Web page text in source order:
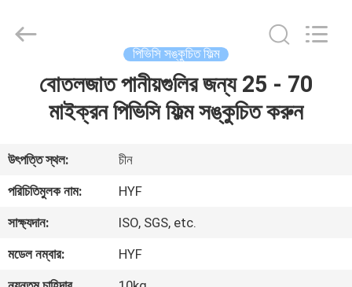
ভিডিও
আমাদের
সম্পর্কে
পিভিসি সঙ্কুচিত ফিল্ম
বোতলজাত পানীয়গুলির জন্য 25 - 70
মাইক্রন পিভিসি ফিল্ম সঙ্কুচিত করুন
উৎপত্তি স্থল:
চীন
পরিচিতিমুলক নাম:
HYF
সাক্ষ্যদান:
ISO, SGS, etc.
মডেল নম্বার:
HYF